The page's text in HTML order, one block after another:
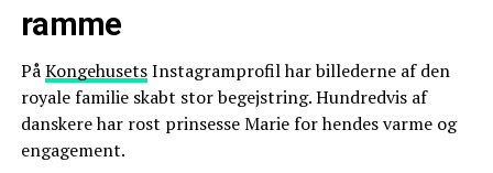
ramme
PåKongehusetsInstagramprofil har billederne af den
royale familie skabt stor begejstring. Hundredvis af
danskere har rost prinsesse Marie for hendes varme og
engagement.